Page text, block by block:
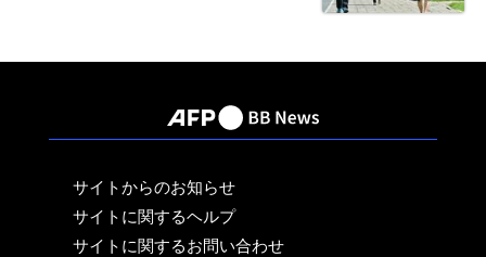
サイトからのお知らせ
サイトに関するヘルプ
サイトに関するお問い合わせ